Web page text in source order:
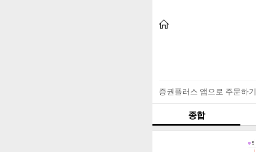
증권플러스 앱으로 주문하기
종합